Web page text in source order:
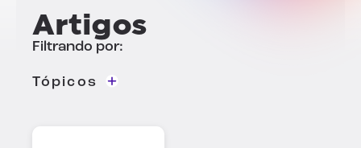
Artigos
Filtrando por:
Tópicos